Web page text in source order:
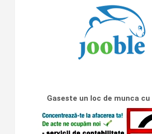
Gaseste un loc de munca cu